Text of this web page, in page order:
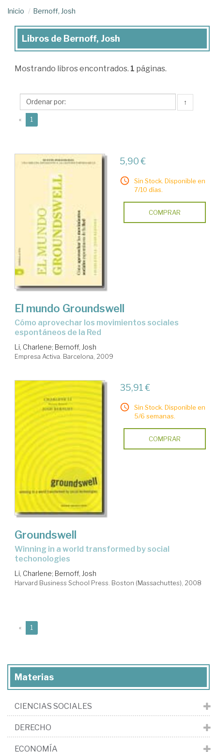
Inicio Bernoff, Josh
Libros
Bernoff,
Libros de Bernoff, Josh
Mostrando libros encontrados. 1 páginas.
↑
« 1
5,90 €
Sin Stock. Disponible en
7/10 días.
COMPRAR
El mundo Groundswell
cómo aprovechar los movimientos sociales
espontáneos de la Red
Li, Charlene; Bernoff, Josh
Empresa Activa. Barcelona, 2009
35,91 €
Sin Stock. Disponible en
5/6 semanas.
COMPRAR
Groundswell
winning in a world transformed by social
techonologies
Li, Charlene; Bernoff, Josh
Harvard Business School Press. Boston (Massachuttes), 2008
« 1
Materias
CIENCIAS SOCIALES
DERECHO
ECONOMÍA